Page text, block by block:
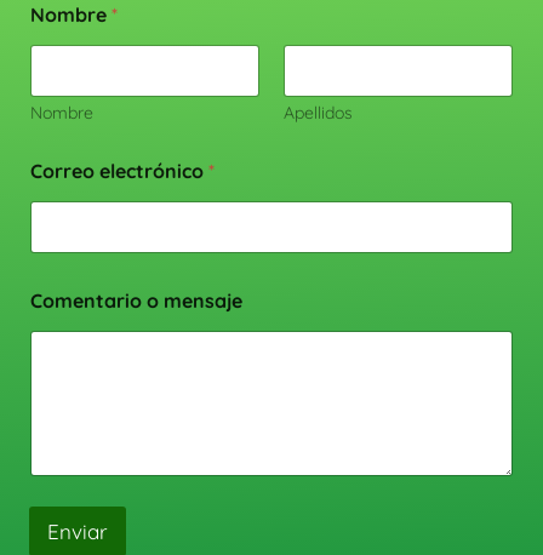
Nombre *
Nombre Apellidos
Correo electrónico *
Comentario o mensaje
Enviar